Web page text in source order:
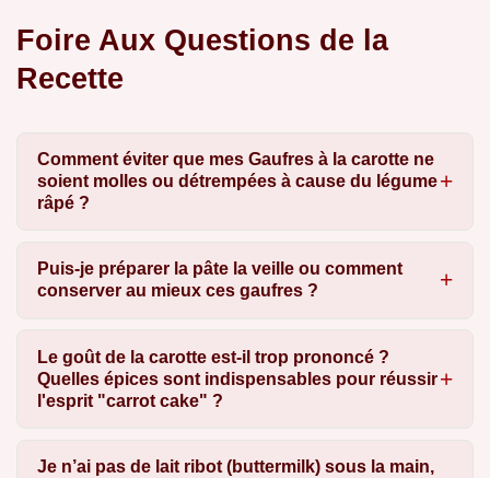
Foire Aux Questions de la
Recette
Comment éviter que mes Gaufres à la carotte ne
soient molles ou détrempées à cause du légume
râpé ?
Puis-je préparer la pâte la veille ou comment
conserver au mieux ces gaufres ?
Le goût de la carotte est-il trop prononcé ?
Quelles épices sont indispensables pour réussir
l'esprit "carrot cake" ?
Je n’ai pas de lait ribot (buttermilk) sous la main,